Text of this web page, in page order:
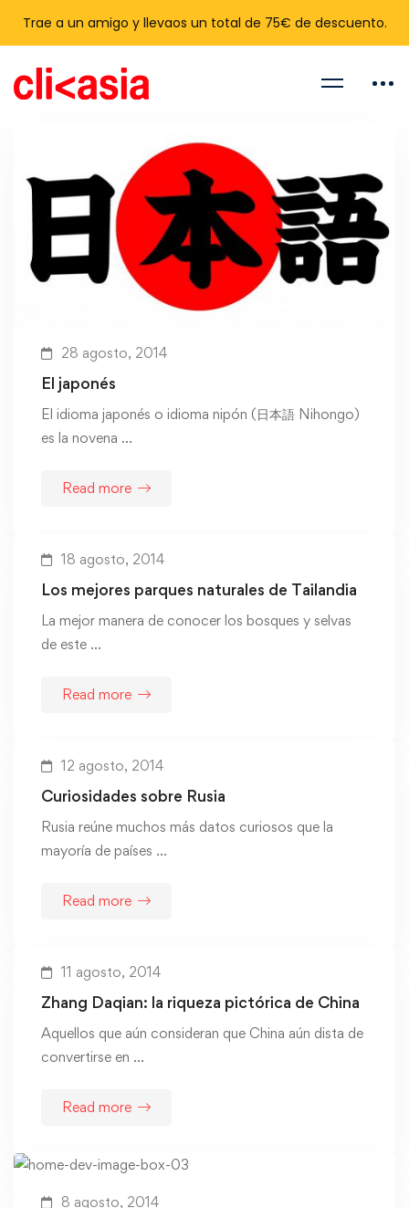
Trae a un amigo y llevaos un total de 75€ de descuento.
28 agosto, 2014
El japonés
El idioma japonés o idioma nipón (日本語 Nihongo)
es la novena …
Read more
18 agosto, 2014
Los mejores parques naturales de Tailandia
La mejor manera de conocer los bosques y selvas
de este …
Read more
12 agosto, 2014
Curiosidades sobre Rusia
Rusia reúne muchos más datos curiosos que la
mayoría de países …
Read more
11 agosto, 2014
Zhang Daqian: la riqueza pictórica de China
Aquellos que aún consideran que China aún dista de
convertirse en …
Read more
8 agosto, 2014